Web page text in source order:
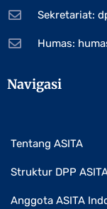
Sekretariat:
Humas:
Navigasi
Tentang ASITA
Struktur DPP
Anggota ASITA